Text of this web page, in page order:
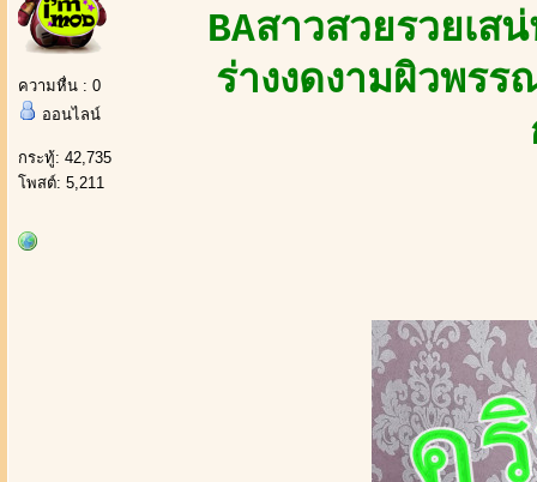
ความหื่น : 0
ออนไลน์
กระทู้: 42,735
โพสต์: 5,211
BAสาวสวยรวยเ
ร่างงดงามผิวพร